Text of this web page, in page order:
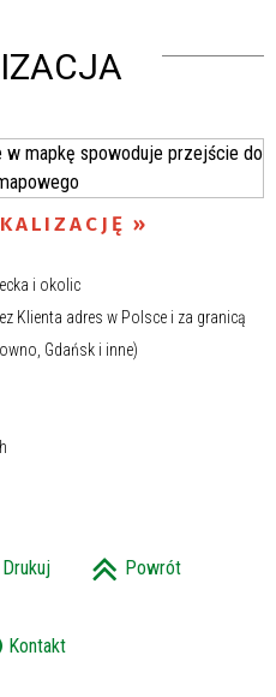
i okolic
Klienta adres w Polsce i za granicą
Gdańsk i inne)
Drukuj Powrót
Kontakt